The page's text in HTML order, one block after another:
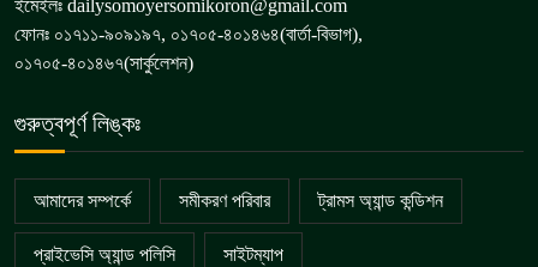
ইমেইলঃ dailysomoyersomikoron@gmail.com
ফোনঃ ০১৭১১-৯০৯১৯৭, ০১৭০৫-৪০১৪৬৪(বার্তা-বিভাগ),
০১৭০৫-৪০১৪৬৭(সার্কুলেশন)
গুরুত্বপূর্ণ লিঙ্কঃ
আমাদের সম্পর্কে সমীকরণ পরিবার ট্রামস অ্যান্ড কন্ডিশন
প্রাইভেসি অ্যান্ড পলিসি সাইটম্যাপ